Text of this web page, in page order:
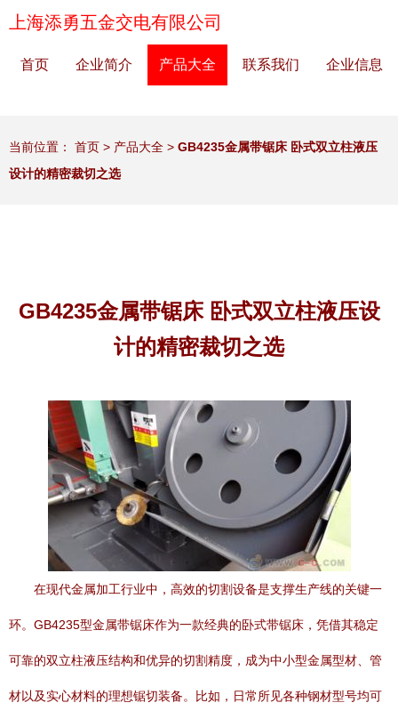
上海添勇五金交电有限公司
首页 企业简介 产品大全 联系我们 企业信息
当前位置： 首页 > 产品大全 > GB4235金属带锯床 卧式双立柱液压
设计的精密裁切之选
GB4235金属带锯床 卧式双立柱液压设
计的精密裁切之选
在现代金属加工行业中，高效的切割设备是支撑生产线的关键一
环。GB4235型金属带锯床作为一款经典的卧式带锯床，凭借其稳定
可靠的双立柱液压结构和优异的切割精度，成为中小型金属型材、管
材以及实心材料的理想锯切装备。比如，日常所见各种钢材型号均可